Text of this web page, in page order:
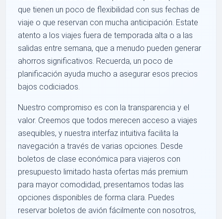
que tienen un poco de flexibilidad con sus fechas de
viaje o que reservan con mucha anticipación. Estate
atento a los viajes fuera de temporada alta o a las
salidas entre semana, que a menudo pueden generar
ahorros significativos. Recuerda, un poco de
planificación ayuda mucho a asegurar esos precios
bajos codiciados.
Nuestro compromiso es con la transparencia y el
valor. Creemos que todos merecen acceso a viajes
asequibles, y nuestra interfaz intuitiva facilita la
navegación a través de varias opciones. Desde
boletos de clase económica para viajeros con
presupuesto limitado hasta ofertas más premium
para mayor comodidad, presentamos todas las
opciones disponibles de forma clara. Puedes
reservar boletos de avión fácilmente con nosotros,